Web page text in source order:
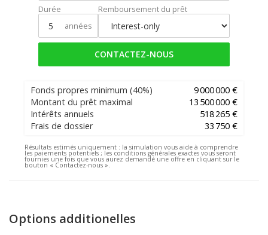
Durée
années
Remboursement du prêt
CONTACTEZ-NOUS
Fonds propres minimum (40%)
9 000 000 €
Montant du prêt maximal
13 500 000 €
Intérêts annuels
518 265 €
Frais de dossier
33 750 €
Résultats estimés uniquement : la simulation vous aide à comprendre
les paiements potentiels ; les conditions générales exactes vous seront
fournies une fois que vous aurez demandé une offre en cliquant sur le
bouton « Contactez-nous ».
Options additionelles